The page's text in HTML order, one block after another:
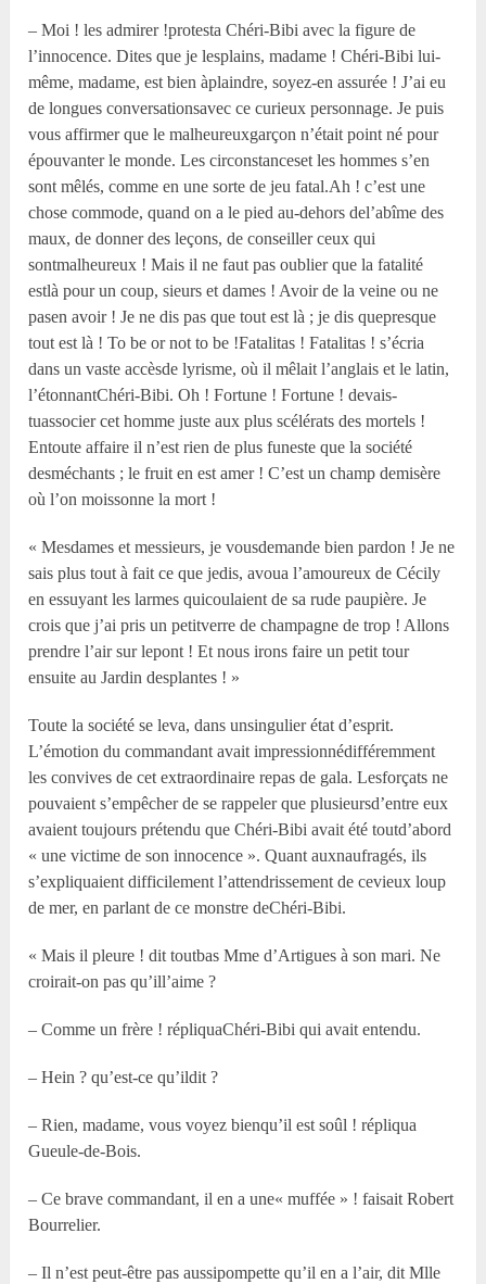
– Moi ! les admirer !protesta Chéri-Bibi avec la figure de
l’innocence. Dites que je lesplains, madame ! Chéri-Bibi lui-
même, madame, est bien àplaindre, soyez-en assurée ! J’ai eu
de longues conversationsavec ce curieux personnage. Je puis
vous affirmer que le malheureuxgarçon n’était point né pour
épouvanter le monde. Les circonstanceset les hommes s’en
sont mêlés, comme en une sorte de jeu fatal.Ah ! c’est une
chose commode, quand on a le pied au-dehors del’abîme des
maux, de donner des leçons, de conseiller ceux qui
sontmalheureux ! Mais il ne faut pas oublier que la fatalité
estlà pour un coup, sieurs et dames ! Avoir de la veine ou ne
pasen avoir ! Je ne dis pas que tout est là ; je dis quepresque
tout est là ! To be or not to be !Fatalitas ! Fatalitas ! s’écria
dans un vaste accèsde lyrisme, où il mêlait l’anglais et le latin,
l’étonnantChéri-Bibi. Oh ! Fortune ! Fortune ! devais-
tuassocier cet homme juste aux plus scélérats des mortels !
Entoute affaire il n’est rien de plus funeste que la société
desméchants ; le fruit en est amer ! C’est un champ demisère
où l’on moissonne la mort !
« Mesdames et messieurs, je vousdemande bien pardon ! Je ne
sais plus tout à fait ce que jedis, avoua l’amoureux de Cécily
en essuyant les larmes quicoulaient de sa rude paupière. Je
crois que j’ai pris un petitverre de champagne de trop ! Allons
prendre l’air sur lepont ! Et nous irons faire un petit tour
ensuite au Jardin desplantes ! »
Toute la société se leva, dans unsingulier état d’esprit.
L’émotion du commandant avait impressionnédifféremment
les convives de cet extraordinaire repas de gala. Lesforçats ne
pouvaient s’empêcher de se rappeler que plusieursd’entre eux
avaient toujours prétendu que Chéri-Bibi avait été toutd’abord
« une victime de son innocence ». Quant auxnaufragés, ils
s’expliquaient difficilement l’attendrissement de cevieux loup
de mer, en parlant de ce monstre deChéri-Bibi.
« Mais il pleure ! dit toutbas Mme d’Artigues à son mari. Ne
croirait-on pas qu’ill’aime ?
– Comme un frère ! répliquaChéri-Bibi qui avait entendu.
– Hein ? qu’est-ce qu’ildit ?
– Rien, madame, vous voyez bienqu’il est soûl ! répliqua
Gueule-de-Bois.
– Ce brave commandant, il en a une« muffée » ! faisait Robert
Bourrelier.
– Il n’est peut-être pas aussipompette qu’il en a l’air, dit Mlle